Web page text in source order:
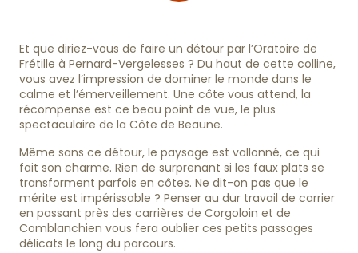
Et que diriez-vous de faire un détour par l’Oratoire de
Frétille à Pernard-Vergelesses ? Du haut de cette colline,
vous avez l’impression de dominer le monde dans le
calme et l’émerveillement. Une côte vous attend, la
récompense est ce beau point de vue, le plus
spectaculaire de la Côte de Beaune.
Même sans ce détour, le paysage est vallonné, ce qui
fait son charme. Rien de surprenant si les faux plats se
transforment parfois en côtes. Ne dit-on pas que le
mérite est impérissable ? Penser au dur travail de carrier
en passant près des carrières de Corgoloin et de
Comblanchien vous fera oublier ces petits passages
délicats le long du parcours.